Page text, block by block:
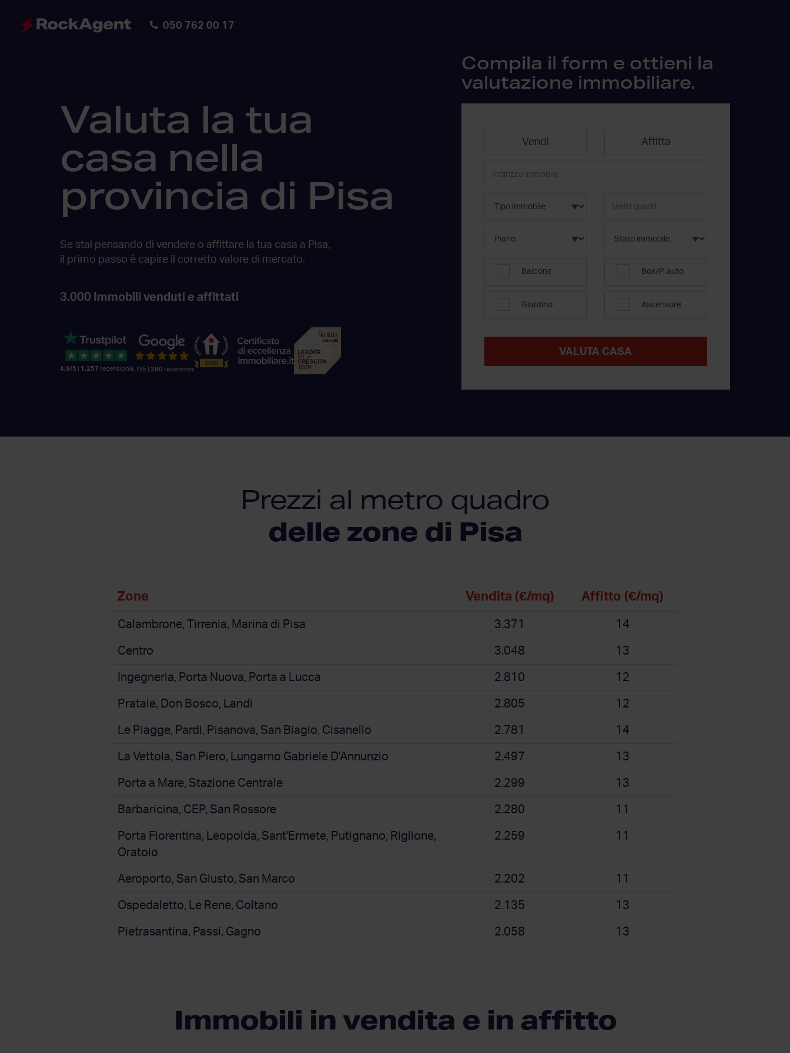
050 762 00 17
Valuta la tua
casa nella
provincia di Pisa
Se stai pensando di vendere o affittare la tua casa a Pisa,
il primo passo è capire il corretto valore di mercato.
3.000 Immobili venduti e affittati
4.9/5 1.257 recensioni4.7/5 280 recensioni
Compila il form e ottieni la
valutazione immobiliare.
Vendi Affitta
Balcone Box/P. auto
Giardino Ascensore
VALUTA CASA
Prezzi al metro quadro
delle zone di Pisa
Zone Vendita (€/mq) Affitto (€/mq)
Calambrone, Tirrenia, Marina di Pisa 3.371 14
Centro 3.048 13
Ingegneria, Porta Nuova, Porta a Lucca 2.810 12
Pratale, Don Bosco, Landi 2.805 12
Le Piagge, Pardi, Pisanova, San Biagio, Cisanello 2.781 14
La Vettola, San Piero, Lungarno Gabriele D'Annunzio 2.497 13
Porta a Mare, Stazione Centrale 2.299 13
Barbaricina, CEP, San Rossore 2.280 11
Porta Fiorentina, Leopolda, Sant'Ermete, Putignano, Riglione,
Oratoio
2.259 11
Aeroporto, San Giusto, San Marco 2.202 11
Ospedaletto, Le Rene, Coltano 2.135 13
Pietrasantina, Passi, Gagno 2.058 13
Immobili in vendita e in affitto